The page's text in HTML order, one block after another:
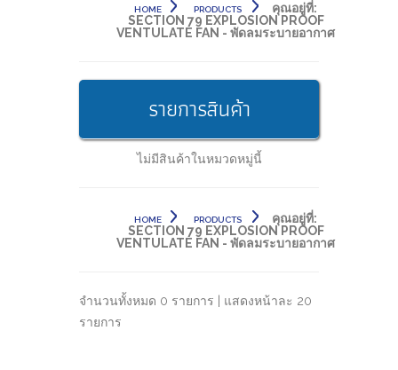
HOME PRODUCTS
คุณอยู่ที่:
SECTION 79 EXPLOSION PROOF
VENTULATE FAN - พัดลมระบายอากาศ
รายการสินค้า
ไม่มีสินค้าในหมวดหมู่นี้
HOME PRODUCTS
คุณอยู่ที่:
SECTION 79 EXPLOSION PROOF
VENTULATE FAN - พัดลมระบายอากาศ
จำนวนทั้งหมด 0 รายการ | แสดงหน้าละ 20
รายการ